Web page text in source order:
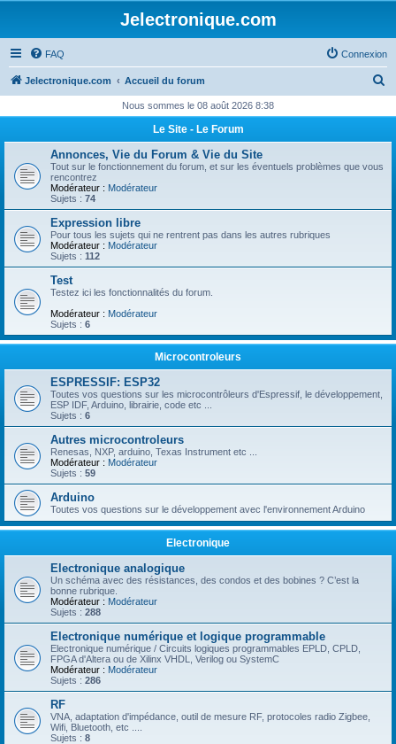
Jelectronique.com
FAQ Connexion
Jelectronique.com Accueil du forum
h
c
r
Nous sommes le 08 août 2026 8:38
Le Site - Le Forum
Annonces, Vie du Forum & Vie du Site
Tout sur le fonctionnement du forum, et sur les éventuels problèmes que vous
rencontrez
Modérateur : Modérateur
Sujets : 74
Expression libre
Pour tous les sujets qui ne rentrent pas dans les autres rubriques
Modérateur : Modérateur
Sujets : 112
Test
Testez ici les fonctionnalités du forum.
Modérateur : Modérateur
Sujets : 6
Microcontroleurs
ESPRESSIF: ESP32
Toutes vos questions sur les microcontrôleurs d'Espressif, le développement,
ESP IDF, Arduino, librairie, code etc ...
Sujets : 6
Autres microcontroleurs
Renesas, NXP, arduino, Texas Instrument etc ...
Modérateur : Modérateur
Sujets : 59
Arduino
Toutes vos questions sur le développement avec l'environnement Arduino
Electronique
Electronique analogique
Un schéma avec des résistances, des condos et des bobines ? C’est la
bonne rubrique.
Modérateur : Modérateur
Sujets : 288
Electronique numérique et logique programmable
Electronique numérique / Circuits logiques programmables EPLD, CPLD,
FPGA d'Altera ou de Xilinx VHDL, Verilog ou SystemC
Modérateur : Modérateur
Sujets : 286
RF
VNA, adaptation d'impédance, outil de mesure RF, protocoles radio Zigbee,
Wifi, Bluetooth, etc ....
Sujets : 8